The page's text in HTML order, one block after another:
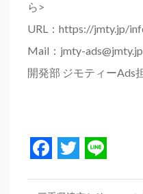
ら>
URL：https://jmty.jp/
Mail：jmty-
開発部 ジモティーAds
Facebook
Twitter